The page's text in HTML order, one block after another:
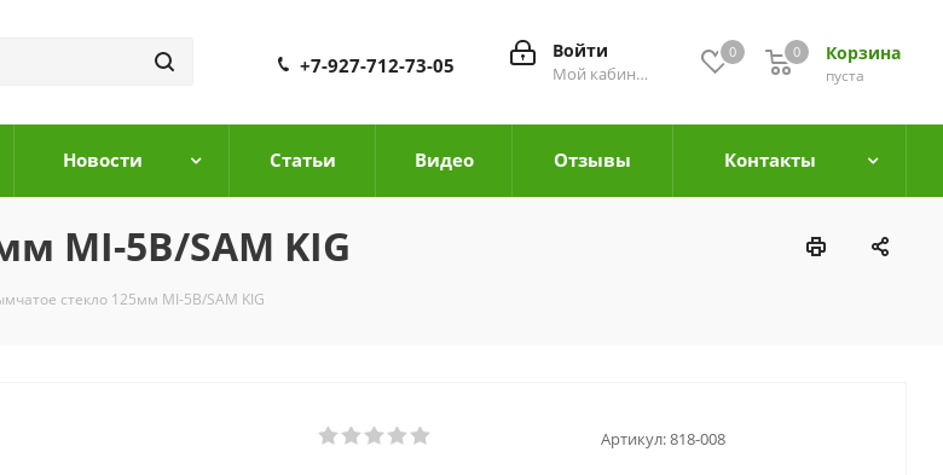
0 Корзина
0
пуста
0
Войти
Мой кабинет
+7-927-712-73-05
Новости Cтатьи Видео Отзывы Контакты
MI-5B/SAM KIG
стекло 125мм MI-5B/SAM KIG
Артикул:818-008